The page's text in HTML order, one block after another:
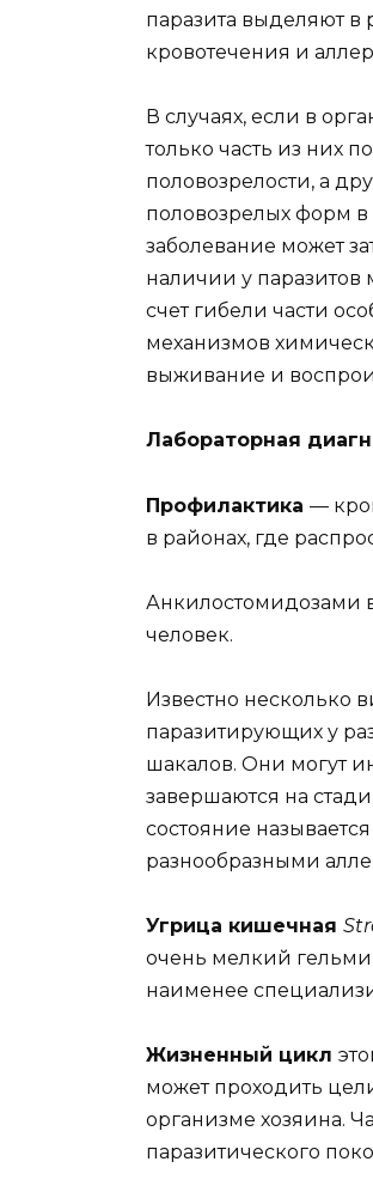
паразита выделяют в
кровотечения и
В случаях, если в
только часть из них
половозрелости, а
половозрелых форм
заболевание может
наличии у паразитов
счет гибели части
механизмов
выживание и
Лабораторная
Профилактика —
в районах, где
Анкилостомидозами
человек.
Известно несколько
паразитирующих у
шакалов. Они могут
завершаются на
состояние называется
разнообразными
Угрица кишечная
очень мелкий
наименее
Жизненный цикл
может проходить
организме хозяина.
паразитического